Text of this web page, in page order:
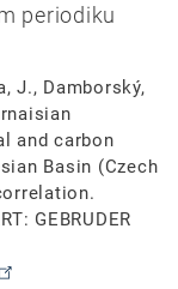
periodiku
J., Damborský,
and carbon
Basin (Czech
GEBRUDER